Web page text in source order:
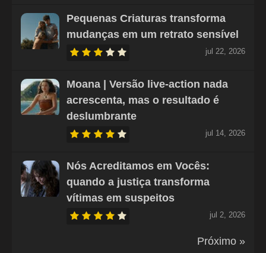
Pequenas Criaturas transforma
mudanças em um retrato sensível
jul 22, 2026
Moana | Versão live-action nada
acrescenta, mas o resultado é
deslumbrante
jul 14, 2026
Nós Acreditamos em Vocês:
quando a justiça transforma
vítimas em suspeitos
jul 2, 2026
Próximo »